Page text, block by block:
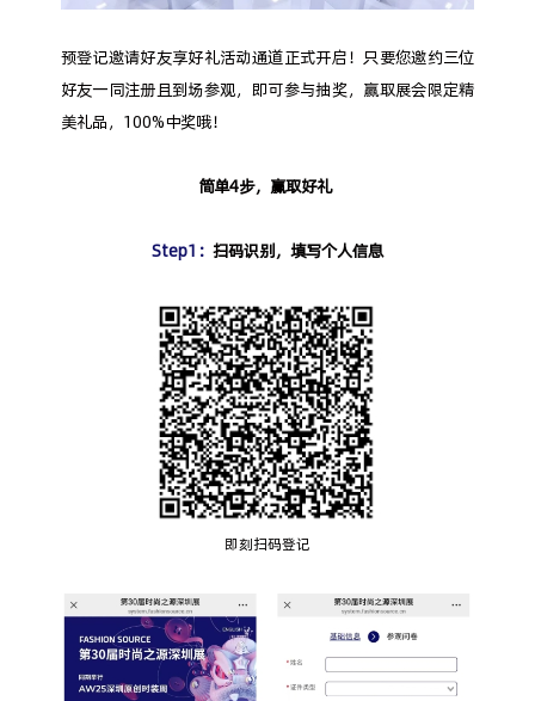
预登记邀请好友享好礼活动通道正式开启！只要您邀约三位
好友一同注册且到场参观，即可参与抽奖，赢取展会限定精
美礼品，100%中奖哦！
简单4步，赢取好礼
Step1： 扫码识别，填写个人信息
即刻扫码登记